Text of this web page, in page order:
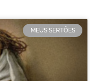
MEUS SERTÕES